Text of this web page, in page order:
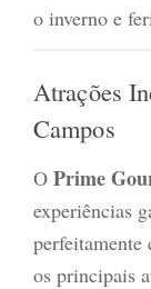
o inverno e
Atrações
Campos
O Prime
experiências
perfeitamente
os principais